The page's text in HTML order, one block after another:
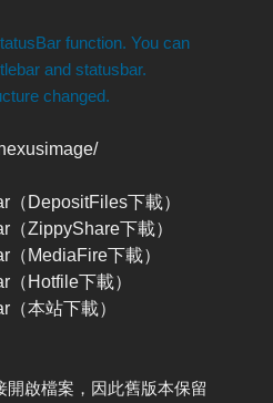
function. You can
and statusbar.
changed.
（DepositFiles下載）
（ZippyShare下載）
（MediaFire下載）
（Hotfile下載）
（本站下載）
開啟檔案，因此舊版本保留